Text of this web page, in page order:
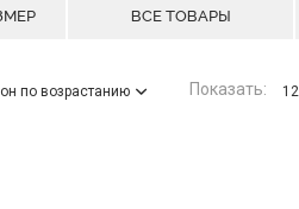
ВСЕ ТОВАРЫ
по возрастанию Показать: 12